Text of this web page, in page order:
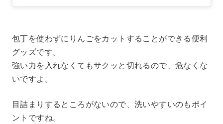
包丁を使わずにりんごをカットすることができる便利
グッズです。
強い力を入れなくてもサクッと切れるので、危なくな
いですよ。
目詰まりするところがないので、洗いやすいのもポイ
ントですね。